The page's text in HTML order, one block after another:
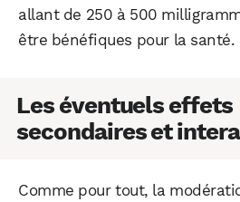
allant de 250 à 500
être bénéfiques pour la santé.
Les éventuels effets
secondaires et
Comme pour tout, la